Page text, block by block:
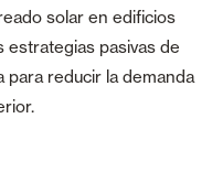
solar en edificios
estrategias pasivas de
reducir la demanda